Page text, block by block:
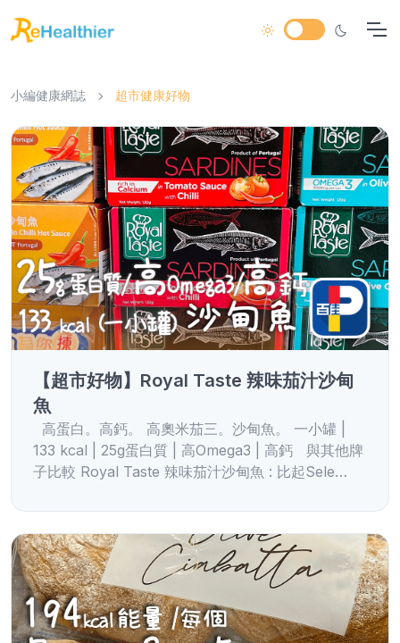
小編健康網誌 超市健康好物
【超市好物】Royal Taste 辣味茄汁沙甸
魚
高蛋白。高鈣。 高奧米茄三。沙甸魚。 一小罐 |
133 kcal | 25g蛋白質 | 高Omega3 | 高鈣 與其他牌
子比較 Royal Taste 辣味茄汁沙甸魚 : 比起Sele…